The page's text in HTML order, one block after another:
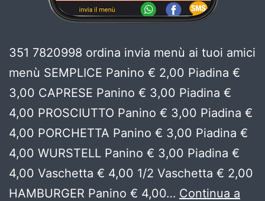
351 7820998 ordina invia menù ai tuoi amici
menù SEMPLICE Panino € 2,00 Piadina €
3,00 CAPRESE Panino € 3,00 Piadina €
4,00 PROSCIUTTO Panino € 3,00 Piadina €
4,00 PORCHETTA Panino € 3,00 Piadina €
4,00 WURSTELL Panino € 3,00 Piadina €
4,00 Vaschetta € 4,00 1/2 Vaschetta € 2,00
HAMBURGER Panino € 4,00… Continua a